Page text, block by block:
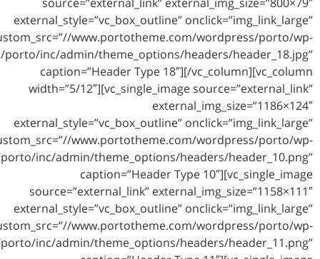
external_style=”vc_box_outline”
custom_src=”//
content/themes/porto/inc/admin/theme_options/
caption=”Header Type
width=”5/12″][vc_single_image
external_style=”vc_box_outline”
custom_src=”//
content/themes/porto/inc/admin/theme_options/
caption=”Header
source=”external_link”
external_style=”vc_box_outline”
custom_src=”//
content/themes/porto/inc/admin/theme_options/